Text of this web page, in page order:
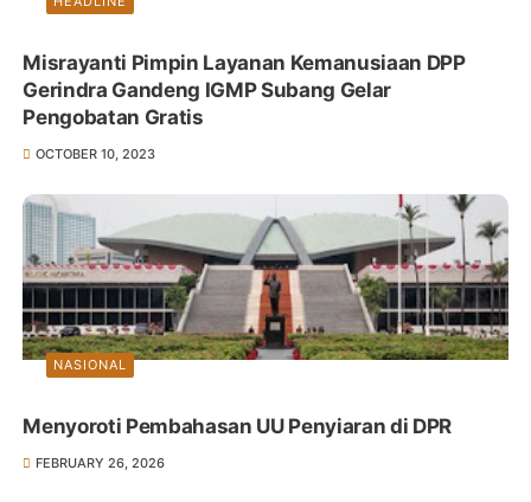
Misrayanti Pimpin Layanan Kemanusiaan DPP
Gerindra Gandeng IGMP Subang Gelar
Pengobatan Gratis
OCTOBER 10, 2023
NASIONAL
Menyoroti Pembahasan UU Penyiaran di DPR
FEBRUARY 26, 2026